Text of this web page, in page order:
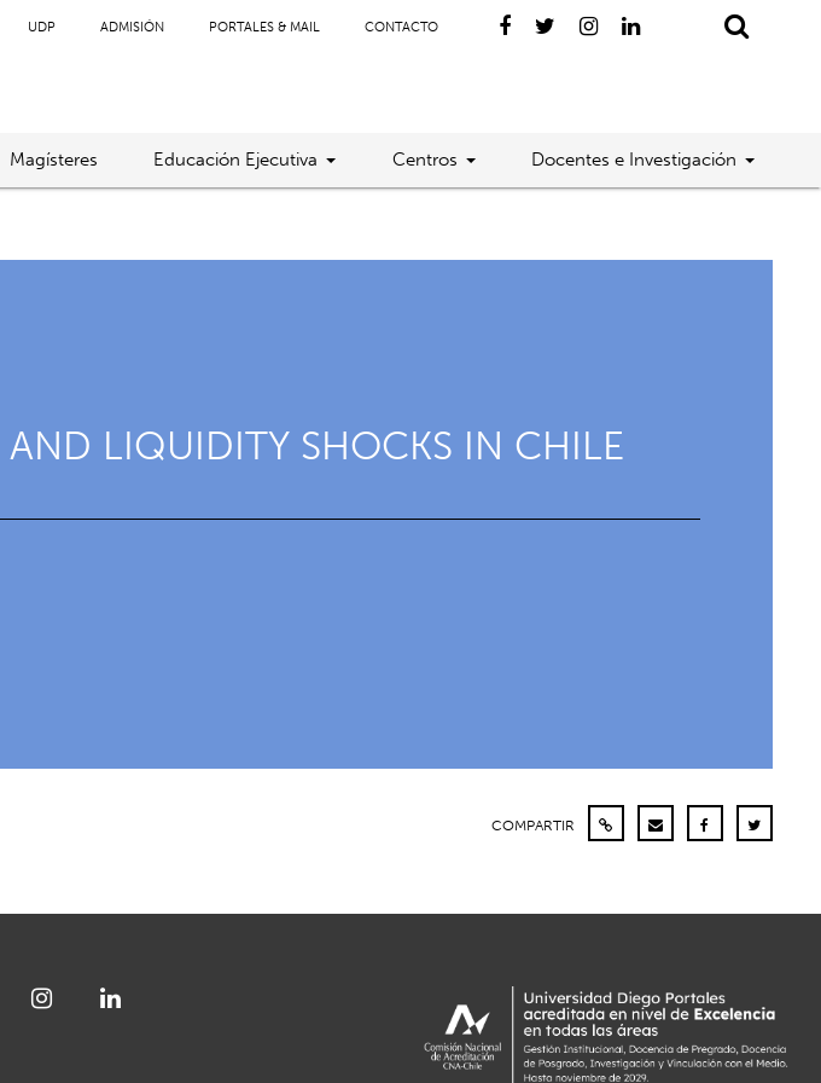
UDP ADMISIÓN PORTALES & MAIL CONTACTO
Magísteres Educación Ejecutiva Centros Docentes e Investigación
LIQUIDITY SHOCKS IN CHILE
COMPARTIR